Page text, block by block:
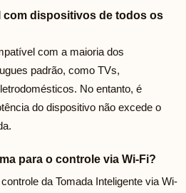
com dispositivos de todos os
com a maioria dos
padrão, como TVs,
No entanto, é
do dispositivo não excede o
para o controle via Wi-Fi?
da Tomada Inteligente via Wi-